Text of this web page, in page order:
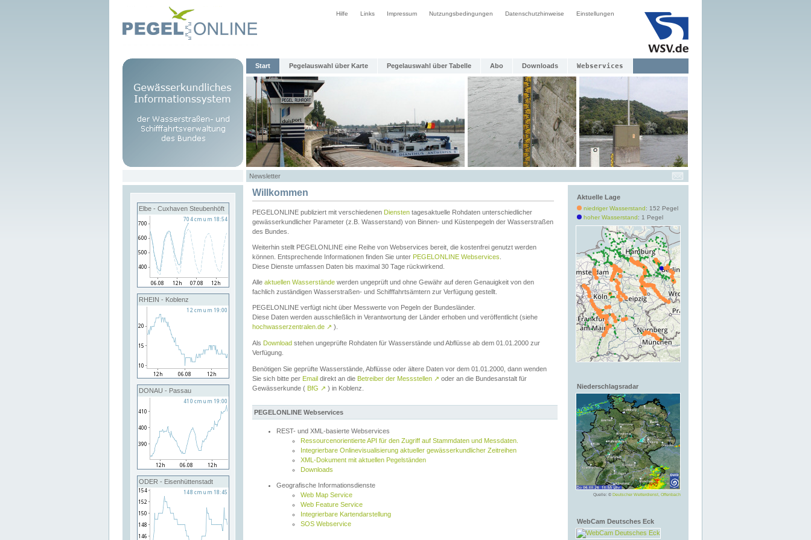
Hilfe Links Impressum Nutzungsbedingungen Datenschutzhinweise Einstellungen
Start Pegelauswahl über Karte Pegelauswahl über Tabelle Abo Downloads Webservices
Newsletter
Elbe - Cuxhaven Steubenhöft
RHEIN - Koblenz
DONAU - Passau
ODER - Eisenhüttenstadt
Aktuelle Lage
niedriger Wasserstand: 152 Pegel
hoher Wasserstand: 1 Pegel
Niederschlagsradar
Quelle: © Deutscher Wetterdienst, Offenbach
WebCam Deutsches Eck
Willkommen
PEGELONLINE publiziert mit verschiedenen Diensten tagesaktuelle Rohdaten unterschiedlicher
gewässerkundlicher Parameter (z.B. Wasserstand) von Binnen- und Küstenpegeln der Wasserstraßen
des Bundes.
Weiterhin stellt PEGELONLINE eine Reihe von Webservices bereit, die kostenfrei genutzt werden
können. Entsprechende Informationen finden Sie unter PEGELONLINE Webservices
Diese Dienste umfassen Daten bis maximal 30 Tage rückwirkend.
Alle aktuellen Wasserstände werden ungeprüft und ohne Gewähr auf deren Genauigkeit von den
fachlich zuständigen Wasserstraßen- und Schifffahrtsämtern zur Verfügung gestellt.
PEGELONLINE verfügt nicht über Messwerte von Pegeln der Bundesländer.
Diese Daten werden ausschließlich in Verantwortung der Länder erhoben und veröffentlicht (siehe
hochwasserzentralen.de ↗ ).
Als Download stehen ungeprüfte Rohdaten für Wasserstände und Abflüsse ab dem 01.01.2000 zur
Verfügung.
Benötigen Sie geprüfte Wasserstände, Abflüsse oder ältere Daten vor dem 01.01.2000, dann wenden
Sie sich bitte per Email direkt an die Betreiber der Messstellen ↗ oder an die Bundesanstalt für
Gewässerkunde ( BfG ↗ ) in Koblenz.
PEGELONLINE Webservices
REST- und XML-basierte Webservices
Ressourcenorientierte API für den Zugriff auf Stammdaten und Messdaten.
Integrierbare Onlinevisualisierung aktueller gewässerkundlicher Zeitreihen
XML-Dokument mit aktuellen Pegelständen
Downloads
Geografische Informationsdienste
Web Map Service
Web Feature Service
Integrierbare Kartendarstellung
SOS Webservice